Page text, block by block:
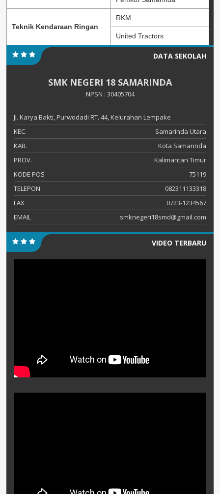
Teknik Kendaraan Ringan
RKM
United Tractors
DATA SEKOLAH
SMK NEGERI 18 SAMARINDA
NPSN : 30405704
Jl. Karya Bakti, Purwodadi RT. 44, Kelurahan Lempake
KEC.
Samarinda Utara
KAB.
Kota Samarinda
PROV.
Kalimantan Timur
KODE POS
75119
TELEPON
082311133318
FAX
0723-1234567
EMAIL
smknegeri18smd@gmail.com
VIDEO TERBARU